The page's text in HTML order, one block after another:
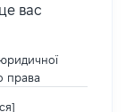
вас
права